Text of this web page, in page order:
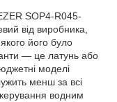
SOP4-R045-
від виробника,
його було
— це латунь або
моделі
менш за всі
водним